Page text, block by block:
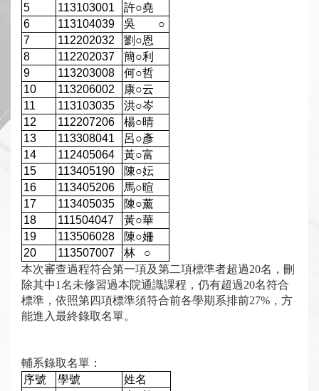
5
113103001 許○堯
6
113104039 吳
○
7
112202032 劉 ○恩
8
112202037 簡○利
9
113203008 何○哲
10
113206002 康○云
11
113103035 洪○岑
12
112207206 楊○晴
13
113308041 呂○彥
14
112405064 黃○富
15
113405190 陳○妘
16
113405206 馬○暄
17
113405035 陳○薰
18
111504047 黃○華
19
113506028 陳○姍
20
113507007 林
○
本次審查過程符合第一項及第二項標準者超過20名，刪
除其中1名未修習過本院通識課程，仍有超過20名符合
標準，依照第四項標準須符合前各學期系排前27%，方
能進入最終錄取名單。
輔系錄取名單：
序號
學號
姓名